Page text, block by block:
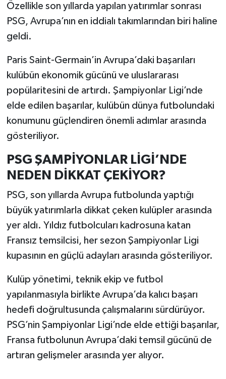
Özellikle son yıllarda yapılan yatırımlar sonrası
PSG, Avrupa’nın en iddialı takımlarından biri haline
geldi.
Paris Saint-Germain’in Avrupa’daki başarıları
kulübün ekonomik gücünü ve uluslararası
popülaritesini de artırdı. Şampiyonlar Ligi’nde
elde edilen başarılar, kulübün dünya futbolundaki
konumunu güçlendiren önemli adımlar arasında
gösteriliyor.
PSG ŞAMPİYONLAR LİGİ’NDE
NEDEN DİKKAT ÇEKİYOR?
PSG, son yıllarda Avrupa futbolunda yaptığı
büyük yatırımlarla dikkat çeken kulüpler arasında
yer aldı. Yıldız futbolcuları kadrosuna katan
Fransız temsilcisi, her sezon Şampiyonlar Ligi
kupasının en güçlü adayları arasında gösteriliyor.
Kulüp yönetimi, teknik ekip ve futbol
yapılanmasıyla birlikte Avrupa’da kalıcı başarı
hedefi doğrultusunda çalışmalarını sürdürüyor.
PSG’nin Şampiyonlar Ligi’nde elde ettiği başarılar,
Fransa futbolunun Avrupa’daki temsil gücünü de
artıran gelişmeler arasında yer alıyor.